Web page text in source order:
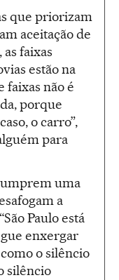
que priorizam
aceitação de
as faixas
estão na
faixas não é
porque
o carro”,
para
uma
a
Paulo está
enxergar
o silêncio
silêncio